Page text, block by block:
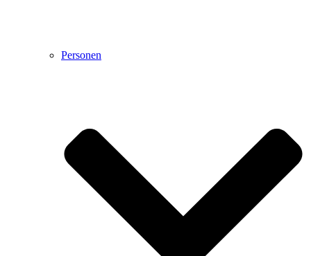
Personen